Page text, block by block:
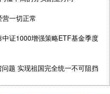
一切正常
证1000增强策略ETF基金季度
题 实现祖国完全统一不可阻挡